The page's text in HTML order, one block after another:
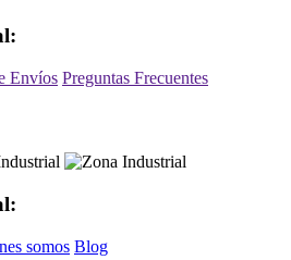
Envíos Preguntas Frecuentes
somos Blog